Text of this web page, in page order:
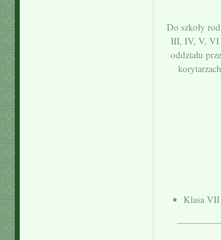
Do szkoły
III, IV, V, VI
oddziału
Klasa VII